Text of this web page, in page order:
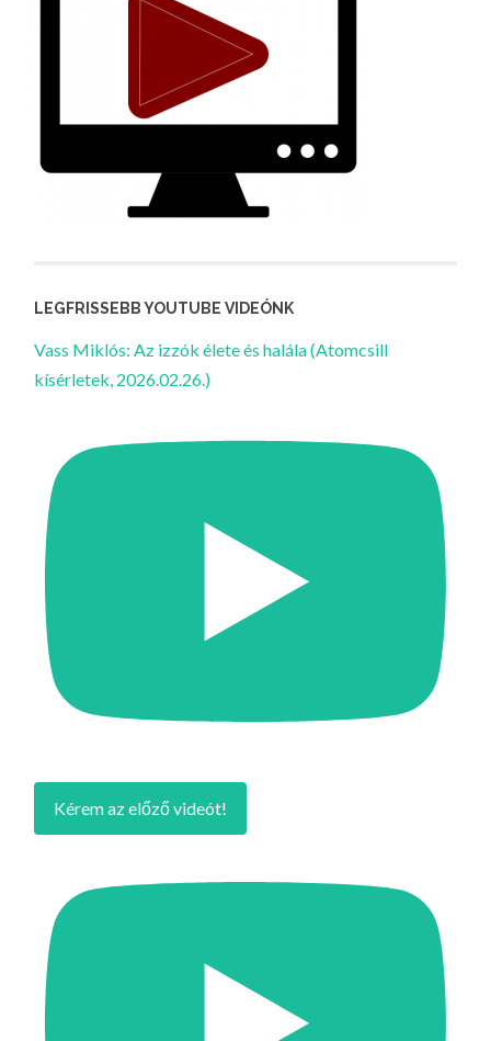
LEGFRISSEBB YOUTUBE VIDEÓNK
Vass Miklós: Az izzók élete és halála (Atomcsill
kísérletek, 2026.02.26.)
Kérem az előző videót!